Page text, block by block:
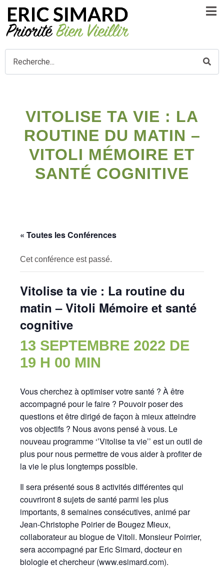
VITOLISE TA VIE : LA
ROUTINE DU MATIN –
VITOLI MÉMOIRE ET
SANTÉ COGNITIVE
« Toutes les Conférences
Cet conférence est passé.
Vitolise ta vie : La routine du
matin – Vitoli Mémoire et santé
cognitive
13 SEPTEMBRE 2022 DE
19 H 00 MIN
Vous cherchez à optimiser votre santé ? À être
accompagné pour le faire ? Pouvoir poser des
questions et être dirigé de façon à mieux atteindre
vos objectifs ? Nous avons pensé à vous. Le
nouveau programme ‘’Vitolise ta vie’’ est un outil de
plus pour nous permettre de vous aider à profiter de
la vie le plus longtemps possible.
Il sera présenté sous 8 activités différentes qui
couvriront 8 sujets de santé parmi les plus
importants, 8 semaines consécutives, animé par
Jean-Christophe Poirier de Bougez Mieux,
collaborateur au blogue de Vitoli. Monsieur Poirrier,
sera accompagné par Eric Simard, docteur en
biologie et chercheur (www.esimard.com).